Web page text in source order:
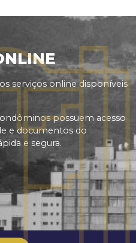
serviços online disponíveis
possuem acesso
e documentos do
e segura.